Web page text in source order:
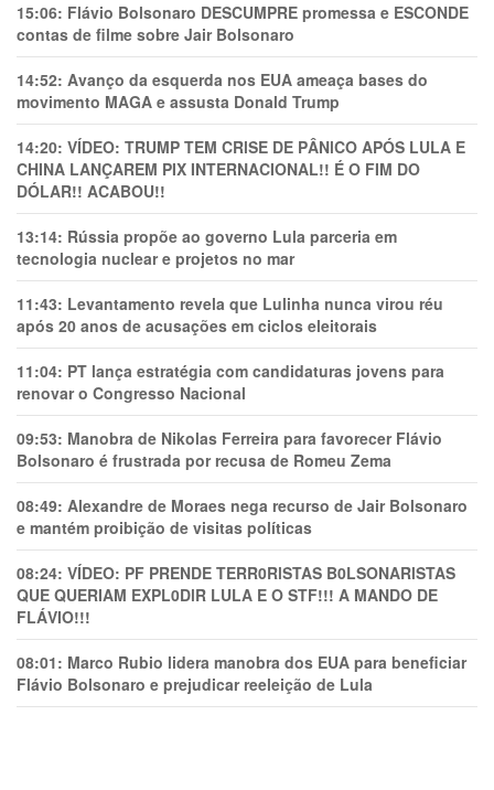
15:06: Flávio Bolsonaro DESCUMPRE promessa e ESCONDE
contas de filme sobre Jair Bolsonaro
14:52: Avanço da esquerda nos EUA ameaça bases do
movimento MAGA e assusta Donald Trump
14:20: VÍDEO: TRUMP TEM CRlSE DE PÂNlCO APÓS LULA E
CHINA LANÇAREM PIX INTERNACIONAL!! É O FIM DO
DÓLAR!! ACABOU!!
13:14: Rússia propõe ao governo Lula parceria em
tecnologia nuclear e projetos no mar
11:43: Levantamento revela que Lulinha nunca virou réu
após 20 anos de acusações em ciclos eleitorais
11:04: PT lança estratégia com candidaturas jovens para
renovar o Congresso Nacional
09:53: Manobra de Nikolas Ferreira para favorecer Flávio
Bolsonaro é frustrada por recusa de Romeu Zema
08:49: Alexandre de Moraes nega recurso de Jair Bolsonaro
e mantém proibição de visitas políticas
08:24: VÍDEO: PF PRENDE TERR0RlSTAS B0LSONARlSTAS
QUE QUERIAM EXPL0DlR LULA E O STF!!! A MANDO DE
FLÁVIO!!!
08:01: Marco Rubio lidera manobra dos EUA para beneficiar
Flávio Bolsonaro e prejudicar reeleição de Lula